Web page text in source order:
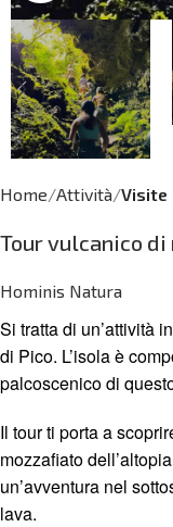
Home Attività Visite
Tour vulcanico
Hominis Natura
Si tratta di un’attività
di Pico. L’isola è
palcoscenico di
Il tour ti porta a
mozzafiato
un’avventura nel
lava.